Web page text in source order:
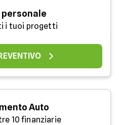
i tuoi progetti
Auto
10 finanziarie